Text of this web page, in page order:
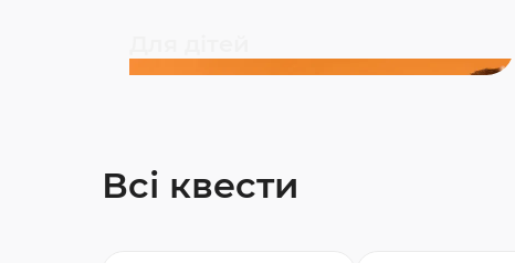
Всі квести